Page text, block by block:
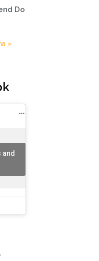
Do
»
and